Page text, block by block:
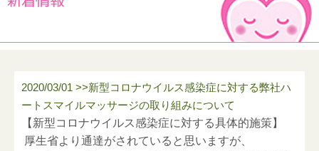
2020/03/01 >>新型コロナウイルス感染症に対する弊社ハ
ートスマイルマッサージの取り組みについて
【新型コロナウイルス感染症に対する具体的施策】
厚生省より通達がされていると思いますが、